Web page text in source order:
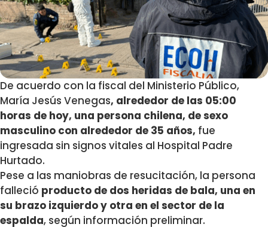
De acuerdo con la fiscal del Ministerio Público,
María Jesús Venegas, alrededor de las 05:00
horas de hoy, una persona chilena, de sexo
masculino con alrededor de 35 años, fue
ingresada sin signos vitales al Hospital Padre
Hurtado.
Pese a las maniobras de resucitación, la persona
falleció producto de dos heridas de bala, una en
su brazo izquierdo y otra en el sector de la
espalda, según información preliminar.